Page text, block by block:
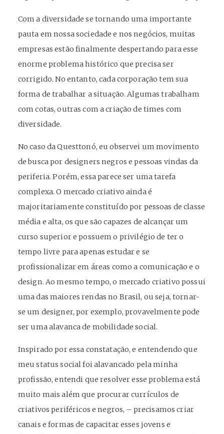
Com a diversidade se tornando uma importante
pauta em nossa sociedade e nos negócios, muitas
empresas estão finalmente despertando para esse
enorme problema histórico que precisa ser
corrigido. No entanto, cada corporação tem sua
forma de trabalhar a situação. Algumas trabalham
com cotas, outras com a criação de times com
diversidade.
No caso da Questtonó, eu observei um movimento
de busca por designers negros e pessoas vindas da
periferia. Porém, essa parece ser uma tarefa
complexa. O mercado criativo ainda é
majoritariamente constituído por pessoas de classe
média e alta, os que são capazes de alcançar um
curso superior e possuem o privilégio de ter o
tempo livre para apenas estudar e se
profissionalizar em áreas como a comunicação e o
design. Ao mesmo tempo, o mercado criativo possui
uma das maiores rendas no Brasil, ou seja, tornar-
se um designer, por exemplo, provavelmente pode
ser uma alavanca de mobilidade social.
Inspirado por essa constatação, e entendendo que
meu status social foi alavancado pela minha
profissão, entendi que resolver esse problema está
muito mais além que procurar currículos de
criativos periféricos e negros, – precisamos criar
canais e formas de capacitar esses jovens e